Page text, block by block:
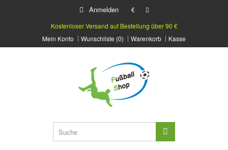
Anmelden
€
Kostenloser Versand auf Bestellung über 90 €
Mein Konto
Wunschliste (0) Warenkorb Kasse